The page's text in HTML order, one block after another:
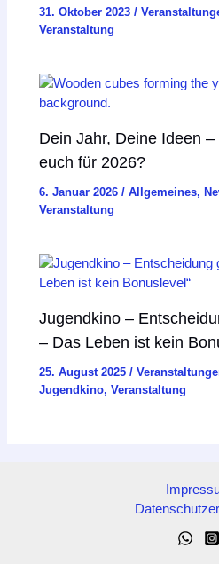
31. Oktober 2023/
Veranstaltung
Dein Jahr, Deine Ideen
euch für 2026?
6. Januar 2026/Allgemeines,
Veranstaltung
Jugendkino –
– Das Leben ist kein
25. August 2025/
Jugendkino,Veranstaltung